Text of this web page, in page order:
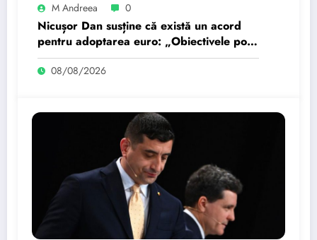
M Andreea 0
Nicușor Dan susține că există un acord
pentru adoptarea euro: „Obiectivele pot
fi realizate dacă…
08/08/2026